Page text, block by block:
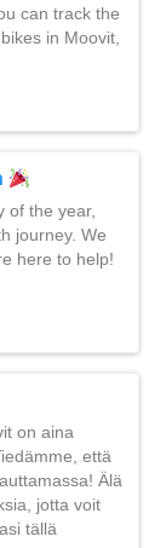
can track the
in Moovit,
of the year,
journey. We
here to help!
on aina
että
Älä
jotta voit
tällä